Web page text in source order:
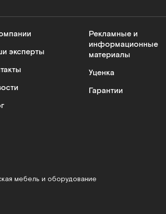
эксперты
Рекламные и
информационные
материалы
Уценка
Гарантии
мебель и оборудование